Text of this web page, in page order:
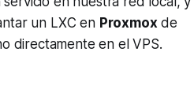
un LXC en Proxmox de
directamente en el VPS.